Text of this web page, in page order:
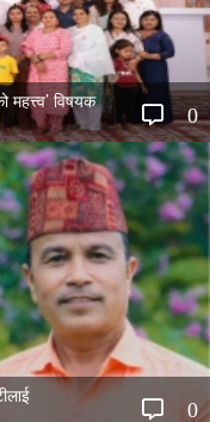
0
महत्त्व’ विषयक
0